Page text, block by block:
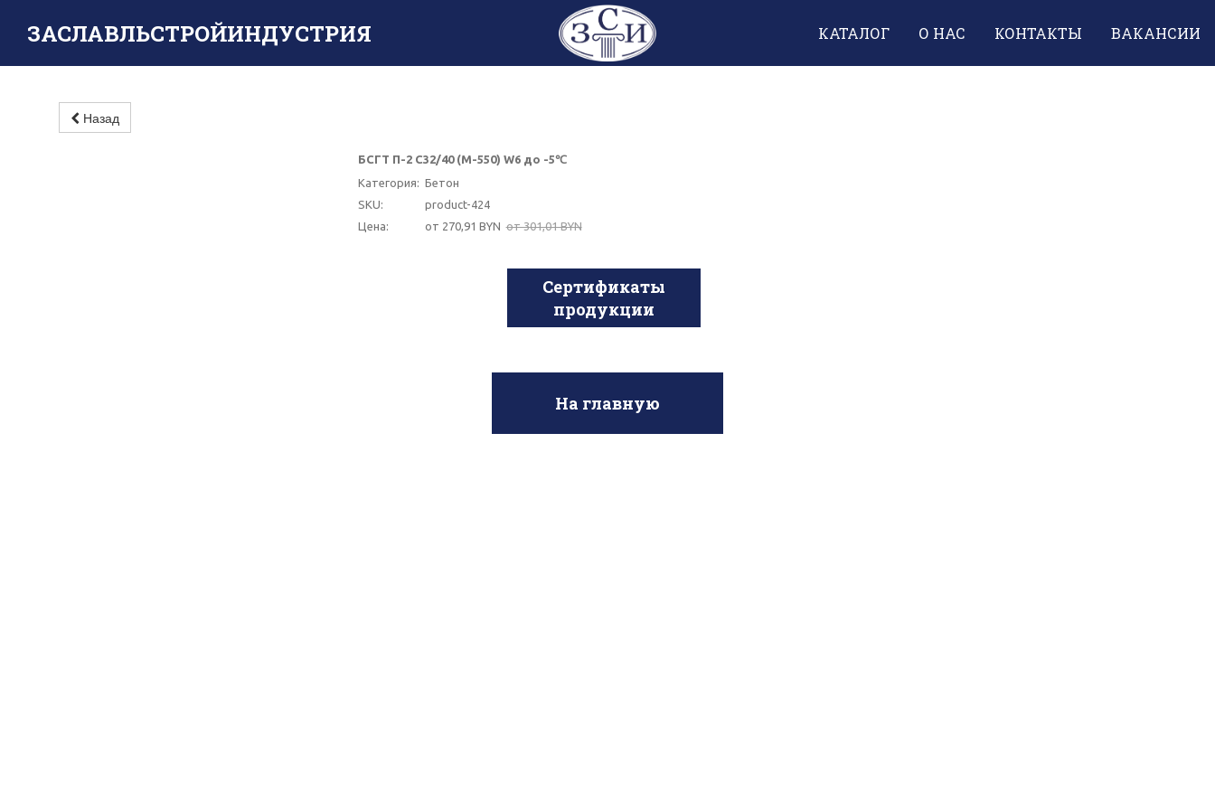
ЗАСЛАВЛЬСТРОЙИНДУСТРИЯ КАТАЛОГ О НАС КОНТАКТЫ ВАКАНСИИ
Назад
БСГТ П-2 С32/40 (М-550) W6 до -5℃
Категория: Бетон
SKU:
product-424
Цена:
от 270,91 BYN от 301,01 BYN
Сертификаты
продукции
На главную